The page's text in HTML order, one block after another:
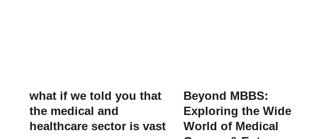
what if we told you that
the medical and
healthcare sector is vast
Beyond MBBS:
Exploring the Wide
World of Medical